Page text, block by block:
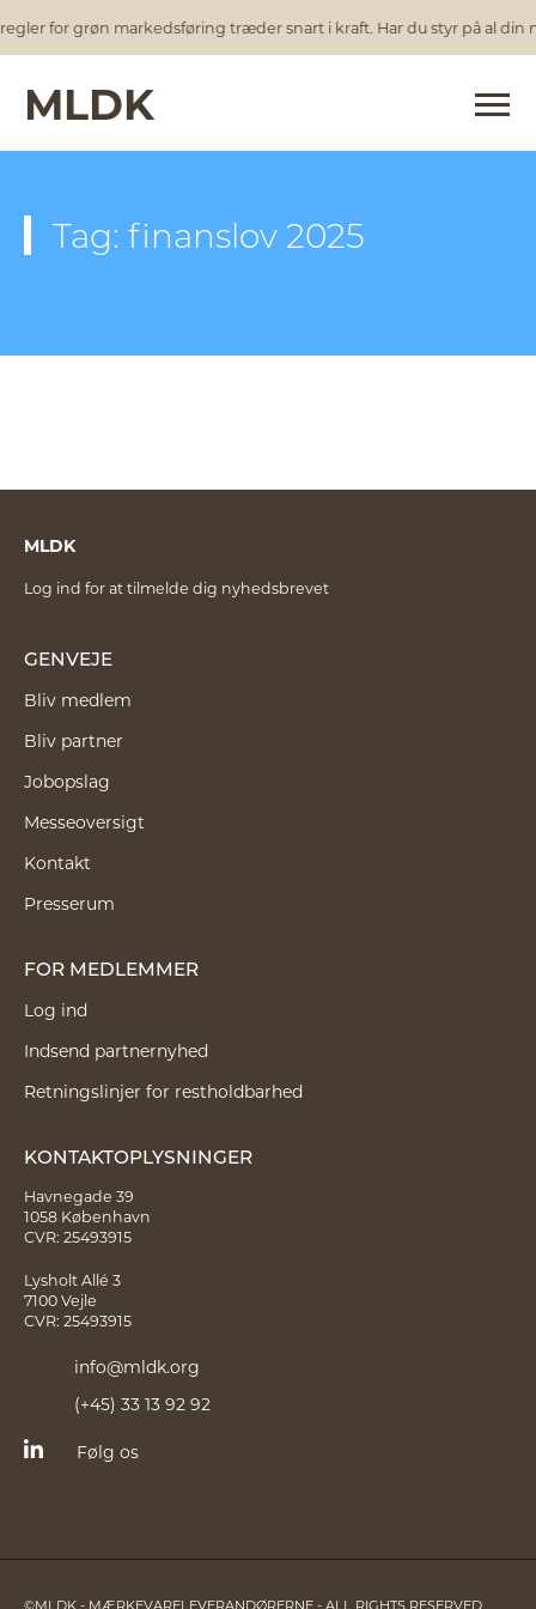
for grøn markedsføring træder snart i kraft. Har du styr på al din
MLDK
Tag: finanslov 2025
MLDK
Log ind for at tilmelde dig nyhedsbrevet
GENVEJE
Bliv medlem
Bliv partner
Jobopslag
Messeoversigt
Kontakt
Presserum
FOR MEDLEMMER
Log ind
Indsend partnernyhed
Retningslinjer for restholdbarhed
KONTAKTOPLYSNINGER
Havnegade 39
1058 København
CVR: 25493915
Lysholt Allé 3
7100 Vejle
CVR: 25493915
info@mldk.org
(+45) 33 13 92 92
Følg os
©MLDK - MÆRKEVARELEVERANDØRERNE - ALL RIGHTS RESERVED